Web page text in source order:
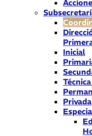
Inicial
Privada